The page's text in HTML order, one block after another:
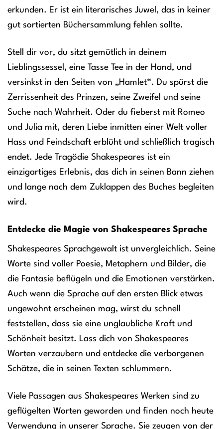
erkunden. Er ist ein literarisches Juwel, das in keiner
gut sortierten Büchersammlung fehlen sollte.
Stell dir vor, du sitzt gemütlich in deinem
Lieblingssessel, eine Tasse Tee in der Hand, und
versinkst in den Seiten von „Hamlet“. Du spürst die
Zerrissenheit des Prinzen, seine Zweifel und seine
Suche nach Wahrheit. Oder du fieberst mit Romeo
und Julia mit, deren Liebe inmitten einer Welt voller
Hass und Feindschaft erblüht und schließlich tragisch
endet. Jede Tragödie Shakespeares ist ein
einzigartiges Erlebnis, das dich in seinen Bann ziehen
und lange nach dem Zuklappen des Buches begleiten
wird.
Entdecke die Magie von Shakespeares Sprache
Shakespeares Sprachgewalt ist unvergleichlich. Seine
Worte sind voller Poesie, Metaphern und Bilder, die
die Fantasie beflügeln und die Emotionen verstärken.
Auch wenn die Sprache auf den ersten Blick etwas
ungewohnt erscheinen mag, wirst du schnell
feststellen, dass sie eine unglaubliche Kraft und
Schönheit besitzt. Lass dich von Shakespeares
Worten verzaubern und entdecke die verborgenen
Schätze, die in seinen Texten schlummern.
Viele Passagen aus Shakespeares Werken sind zu
geflügelten Worten geworden und finden noch heute
Verwendung in unserer Sprache. Sie zeugen von der